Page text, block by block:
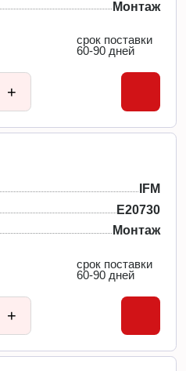
Монтаж
срок поставки
60-90 дней
+
IFM
E20730
Монтаж
срок поставки
60-90 дней
+